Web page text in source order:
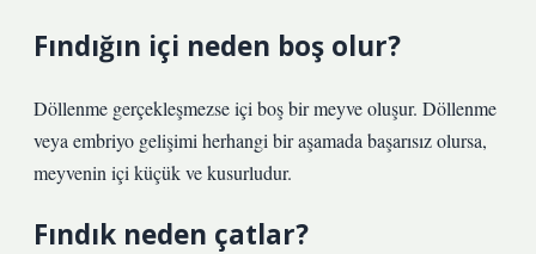
Fındığın içi neden boş olur?
Döllenme gerçekleşmezse içi boş bir meyve oluşur. Döllenme
veya embriyo gelişimi herhangi bir aşamada başarısız olursa,
meyvenin içi küçük ve kusurludur.
Fındık neden çatlar?